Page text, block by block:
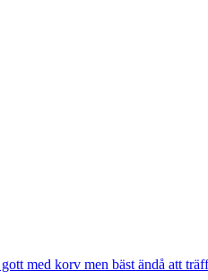
med korv men bäst ändå att